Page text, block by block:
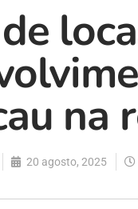
na
20 agosto, 2025